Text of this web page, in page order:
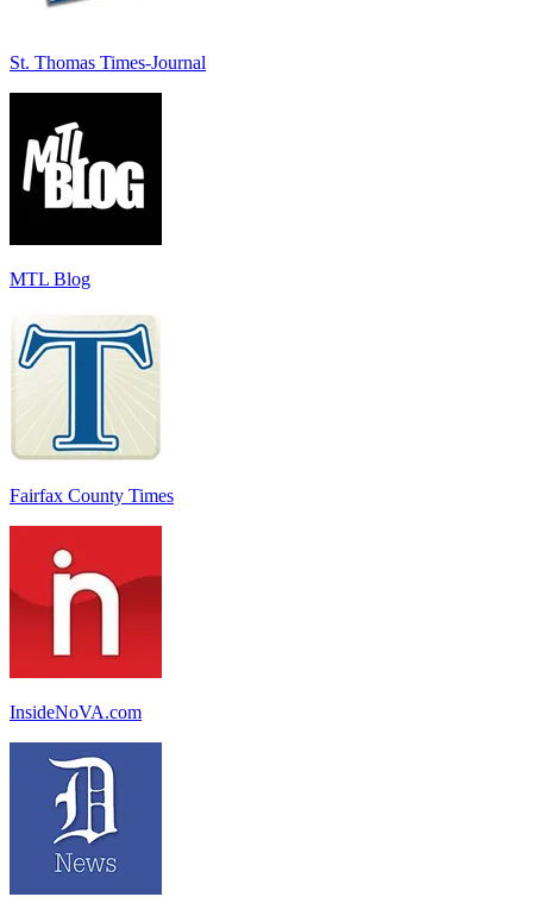
St. Thomas Times-Journal
MTL Blog
Fairfax County Times
InsideNoVA.com